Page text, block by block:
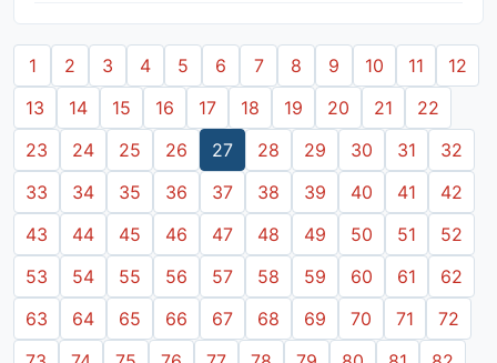
1 2 3 4 5 6 7 8 9 10 11
12
13
14 15 16 17 18 19 20 21
22
23
24 25 26 27 28 29 30 31
32
33
34 35 36 37 38 39 40 41
42
43
44 45 46 47 48 49 50 51
52
53
54 55 56 57 58 59 60 61
62
63
64 65 66 67 68 69 70 71
72